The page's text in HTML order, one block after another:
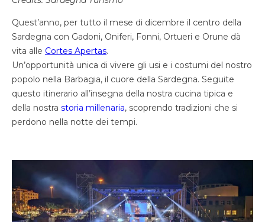
Quest’anno, per tutto il mese di dicembre il centro della
Sardegna con Gadoni, Oniferi, Fonni, Ortueri e Orune dà
vita alle Cortes Apertas.
Un’opportunità unica di vivere gli usi e i costumi del nostro
popolo nella Barbagia, il cuore della Sardegna. Seguite
questo itinerario all’insegna della nostra cucina tipica e
della nostra storia millenaria, scoprendo tradizioni che si
perdono nella notte dei tempi.